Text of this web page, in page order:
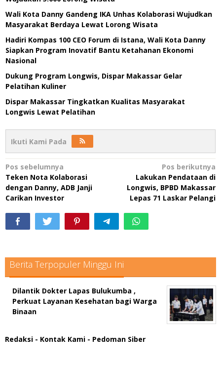
Wali Kota Danny Gandeng IKA Unhas Kolaborasi Wujudkan
Masyarakat Berdaya Lewat Lorong Wisata
Hadiri Kompas 100 CEO Forum di Istana, Wali Kota Danny
Siapkan Program Inovatif Bantu Ketahanan Ekonomi
Nasional
Dukung Program Longwis, Dispar Makassar Gelar
Pelatihan Kuliner
Dispar Makassar Tingkatkan Kualitas Masyarakat
Longwis Lewat Pelatihan
Ikuti Kami Pada
Navigasi
pos
Pos sebelumnya
Teken Nota Kolaborasi
dengan Danny, ADB Janji
Carikan Investor
Pos berikutnya
Lakukan Pendataan di
Longwis, BPBD Makassar
Lepas 71 Laskar Pelangi
Berita Terpopuler Minggu Ini
Dilantik Dokter Lapas Bulukumba ,
Perkuat Layanan Kesehatan bagi Warga
Binaan
Redaksi - Kontak Kami - Pedoman Siber